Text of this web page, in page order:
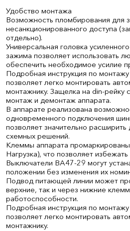
Удобство монтажа
Возможность пломбирования для
несанкционированного доступа
отдельно).
Универсальная головка
зажима позволяет использовать
обеспечить необходимое усилие
Подробная инструкция по монтажу
позволяет легко монтировать
монтажнику. Защелка на din-рейку
монтаж и демонтаж аппарата.
В аппарате реализована
одновременного подключения
позволяет значительно
схемных решений.
Клеммы аппарата
Нагрузка), что позволяет
Выключатели ВА47-29 могут
положении без изменения их
Подвод питающей линии может
верхние, так и через нижние
работоспособности.
Подробная инструкция по монтажу
позволяет легко монтировать
монтажнику.